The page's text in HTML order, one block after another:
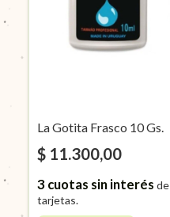
La Gotita Frasco 10 Gs.
$ 11.300,00
3cuotas sin interés de
tarjetas.